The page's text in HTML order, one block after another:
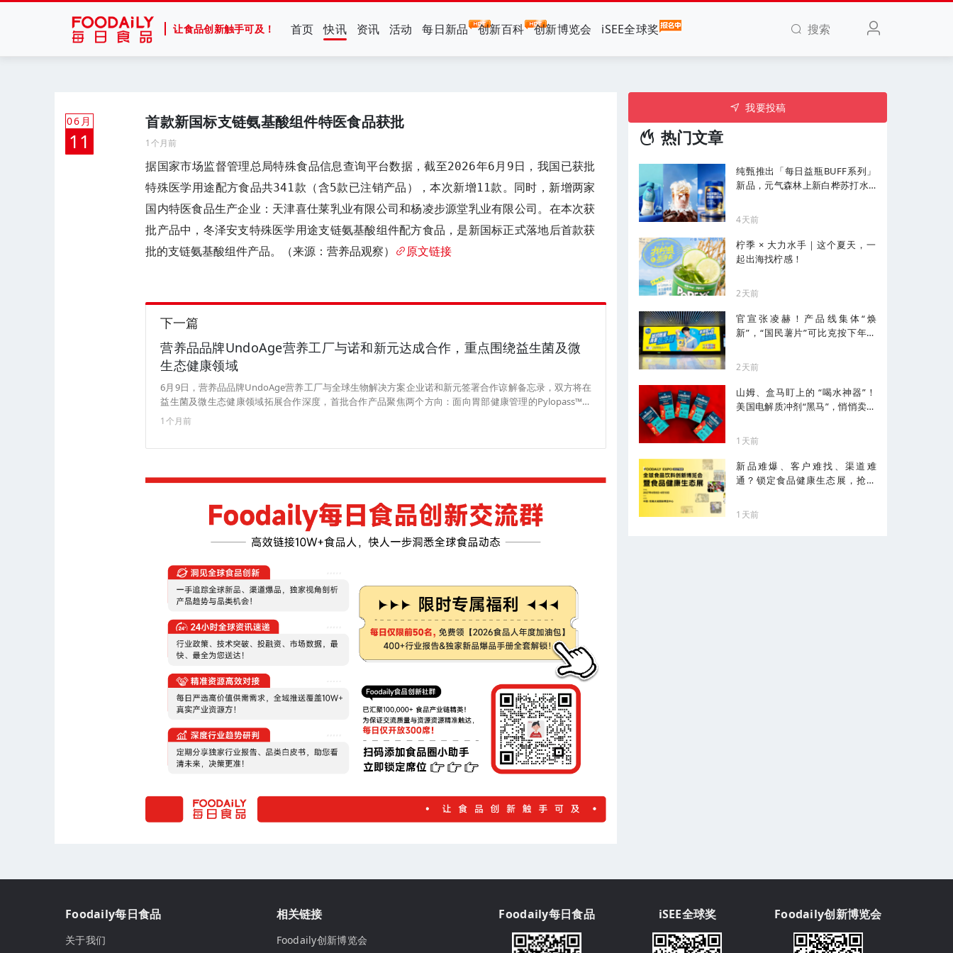
让食品创新触手可及！ 首页 快讯 资讯 活动 每日新品 创新百科 创新博览会 iSEE全球奖 搜索
06月
11
首款新国标支链氨基酸组件特医食品获批
1个月前
据国家市场监督管理总局特殊食品信息查询平台数据，截至2026年6月9日，我国已获批
特殊医学用途配方食品共341款（含5款已注销产品），本次新增11款。同时，新增两家
国内特医食品生产企业：天津喜仕莱乳业有限公司和杨凌步源堂乳业有限公司。在本次获
批产品中，冬泽安支特殊医学用途支链氨基酸组件配方食品，是新国标正式落地后首款获
批的支链氨基酸组件产品。（来源：营养品观察）
原文链接
下一篇
营养品品牌UndoAge营养工厂与诺和新元达成合作，重点围绕益生菌及微
生态健康领域
6月9日，营养品品牌UndoAge营养工厂与全球生物解决方案企业诺和新元签署合作谅解备忘录，双方将在
益生菌及微生态健康领域拓展合作深度，首批合作产品聚焦两个方向：面向胃部健康管理的Pylopass™相
关后生元产品，以及面向女性微生态健康的Urex™相关益生菌产品。据了解，UndoAge营养工厂创立于
2024年，产品覆盖鱼油、NMN、辅酶Q10等数百个SKU。（来源：营养品观察）
1个月前
我要投稿
热门文章
纯甄推出「每日益瓶BUFF系列」
新品，元气森林上新白桦苏打水...
4天前
柠季 × 大力水手｜这个夏天，一
起出海找柠感！
2天前
官宣张凌赫！产品线集体“焕
新”，“国民薯片”可比克按下年轻
2天前
山姆、盒马盯上的 “喝水神器”！
美国电解质冲剂“黑马”，悄悄卖了
1天前
新品难爆、客户难找、渠道难
通？锁定食品健康生态展，抢占
1天前
Foodaily每日食品
关于我们
相关链接
Foodaily创新博览会
Foodaily每日食品 iSEE全球奖 Foodaily创新博览会